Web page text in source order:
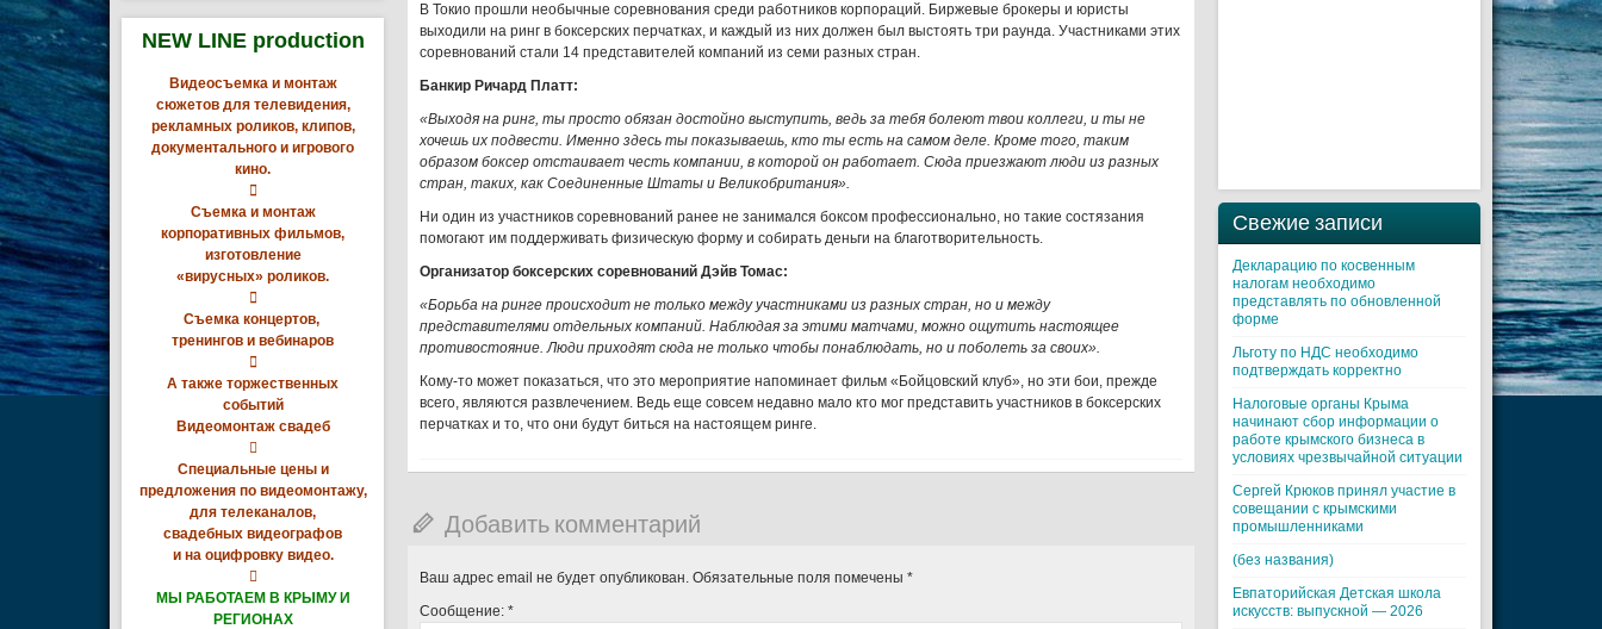
NEW LINE production
Видеосъемка и монтаж
сюжетов для телевидения,
рекламных роликов, клипов,
документального и игрового
кино.

Съемка и монтаж
корпоративных фильмов,
изготовление
«вирусных» роликов.

Съемка концертов,
тренингов и вебинаров

А также торжественных
событий
Видеомонтаж свадеб

Специальные цены и
предложения по видеомонтажу,
для телеканалов,
свадебных видеографов
и на оцифровку видео.

МЫ РАБОТАЕМ В КРЫМУ И
РЕГИОНАХ
В Токио прошли необычные соревнования среди работников корпораций. Биржевые брокеры и юристы
выходили на ринг в боксерских перчатках, и каждый из них должен был выстоять три раунда. Участниками этих
соревнований стали 14 представителей компаний из семи разных стран.
Банкир Ричард Платт:
«Выходя на ринг, ты просто обязан достойно выступить, ведь за тебя болеют твои коллеги, и ты не
хочешь их подвести. Именно здесь ты показываешь, кто ты есть на самом деле. Кроме того, таким
образом боксер отстаивает честь компании, в которой он работает. Сюда приезжают люди из разных
стран, таких, как Соединенные Штаты и Великобритания».
Ни один из участников соревнований ранее не занимался боксом профессионально, но такие состязания
помогают им поддерживать физическую форму и собирать деньги на благотворительность.
Организатор боксерских соревнований Дэйв Томас:
«Борьба на ринге происходит не только между участниками из разных стран, но и между
представителями отдельных компаний. Наблюдая за этими матчами, можно ощутить настоящее
противостояние. Люди приходят сюда не только чтобы понаблюдать, но и поболеть за своих».
Кому-то может показаться, что это мероприятие напоминает фильм «Бойцовский клуб», но эти бои, прежде
всего, являются развлечением. Ведь еще совсем недавно мало кто мог представить участников в боксерских
перчатках и то, что они будут биться на настоящем ринге.
Добавить комментарий
Ваш адрес email не будет опубликован. Обязательные поля помечены *
Сообщение: *
Свежие записи
Декларацию по косвенным
налогам необходимо
представлять по обновленной
форме
Льготу по НДС необходимо
подтверждать корректно
Налоговые органы Крыма
начинают сбор информации о
работе крымского бизнеса в
условиях чрезвычайной ситуации
Cергей Крюков принял участие в
совещании с крымскими
промышленниками
(без названия)
Евпаторийская Детская школа
искусств: выпускной — 2026